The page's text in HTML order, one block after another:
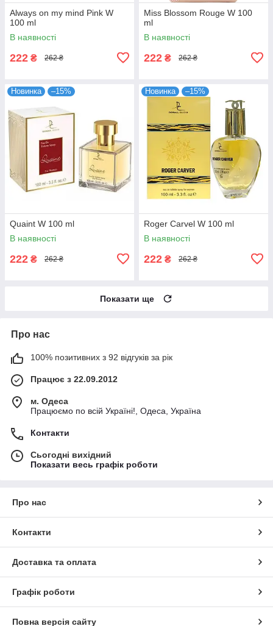
Always on my mind Pink W
100 ml
В наявності
222 ₴ 262 ₴
Miss Blossom Rouge W 100
ml
В наявності
222 ₴ 262 ₴
Новинка –15%
Quaint W 100 ml
В наявності
222 ₴ 262 ₴
Новинка –15%
Roger Carvel W 100 ml
В наявності
222 ₴ 262 ₴
Показати ще
Про нас
100% позитивних з 92 відгуків за рік
Працює з 22.09.2012
м. Одеса
Працюємо по всій Україні!, Одеса, Україна
Контакти
Сьогодні вихідний
Показати весь графік роботи
Про нас
Контакти
Доставка та оплата
Графік роботи
Повна версія сайту